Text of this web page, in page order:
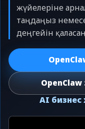
жүйелеріне
таңдаңыз
деңгейін
OpenClaw
AI